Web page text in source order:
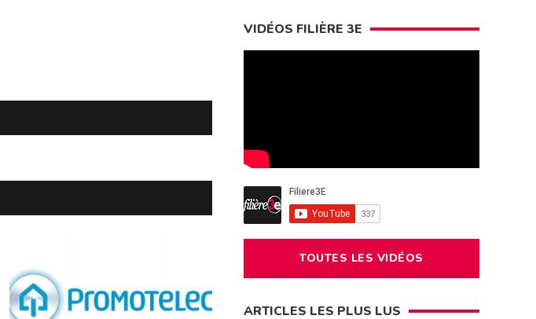
VIDÉOS FILIÈRE 3E
TOUTES LES VIDÉOS
ARTICLES LES PLUS LUS